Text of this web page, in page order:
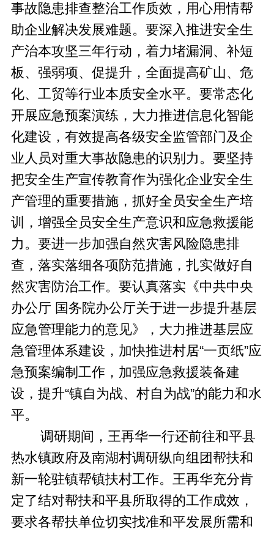
事故隐患排查整治工作质效，用心用情帮
助企业解决发展难题。要深入推进安全生
产治本攻坚三年行动，着力堵漏洞、补短
板、强弱项、促提升，全面提高矿山、危
化、工贸等行业本质安全水平。要常态化
开展应急预案演练，大力推进信息化智能
化建设，有效提高各级安全监管部门及企
业人员对重大事故隐患的识别力。要坚持
把安全生产宣传教育作为强化企业安全生
产管理的重要措施，抓好全员安全生产培
训，增强全员安全生产意识和应急救援能
力。要进一步加强自然灾害风险隐患排
查，落实落细各项防范措施，扎实做好自
然灾害防治工作。要认真落实《中共中央
办公厅 国务院办公厅关于进一步提升基层
应急管理能力的意见》，大力推进基层应
急管理体系建设，加快推进村居“一页纸”应
急预案编制工作，加强应急救援装备建
设，提升“镇自为战、村自为战”的能力和水
平。
调研期间，王再华一行还前往和平县
热水镇政府及南湖村调研纵向组团帮扶和
新一轮驻镇帮镇扶村工作。王再华充分肯
定了结对帮扶和平县所取得的工作成效，
要求各帮扶单位切实找准和平发展所需和